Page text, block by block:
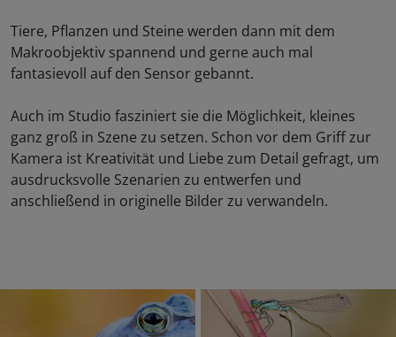
Tiere, Pflanzen und Steine werden dann mit dem
Makroobjektiv spannend und gerne auch mal
fantasievoll auf den Sensor gebannt.
Auch im Studio fasziniert sie die Möglichkeit, kleines
ganz groß in Szene zu setzen. Schon vor dem Griff zur
Kamera ist Kreativität und Liebe zum Detail gefragt, um
ausdrucksvolle Szenarien zu entwerfen und
anschließend in originelle Bilder zu verwandeln.